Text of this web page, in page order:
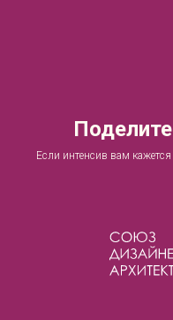
Если интенсив вам